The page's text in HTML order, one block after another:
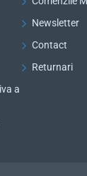
a
Newsletter
Contact
Returnari